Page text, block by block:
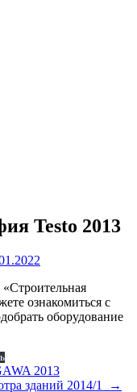
Testo 2013
ознакомиться с
оборудование
2013
зданий 2014/1
→